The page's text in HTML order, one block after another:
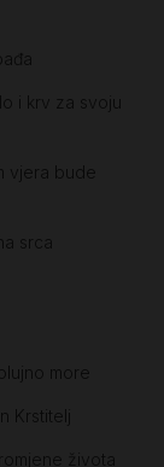
i krv za svoju
vjera bude
srca
more
Krstitelj
života